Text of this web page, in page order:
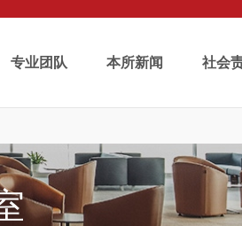
专业团队 本所新闻 社会